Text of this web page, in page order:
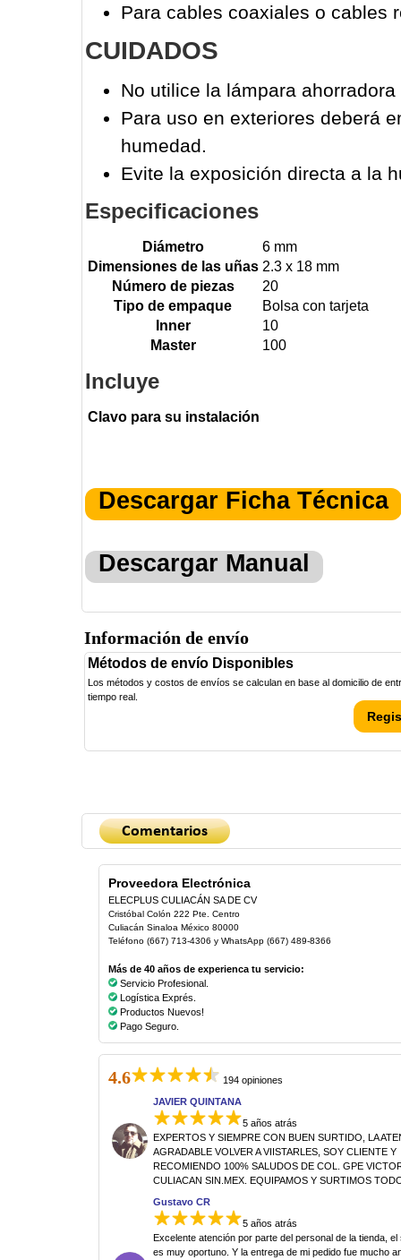
Para cables coaxiales o cables
CUIDADOS
No utilice la lámpara
Para uso en exteriores deberá
humedad.
Evite la exposición directa a la
Especificaciones
Diámetro
6 mm
Dimensiones de las uñas 2.3 x 18 mm
Número de piezas
20
Tipo de empaque
Bolsa con tarjeta
Inner
10
Master
100
Incluye
Clavo para su instalación
Descargar Ficha Técnica
Descargar Manual
Información de envío
Métodos de envío Disponibles
Los métodos y costos de envíos se calculan en base al domicilio de
tiempo real.
Proveedora Electrónica
ELECPLUS CULIACÁN SA DE CV
Cristóbal Colón 222 Pte. Centro
Culiacán Sinaloa México 80000
Teléfono (667) 713-4306 y WhatsApp (667) 489-8366
Más de 40 años de experienca tu servicio:
Servicio Profesional.
Logística Exprés.
Productos Nuevos!
Pago Seguro.
4.6
194 opiniones
JAVIER QUINTANA
5 años atrás
EXPERTOS Y SIEMPRE CON BUEN SURTIDO, LA
AGRADABLE VOLVER A VIISTARLES, SOY CLIENTE Y
RECOMIENDO 100% SALUDOS DE COL. GPE
CULIACAN SIN.MEX. EQUIPAMOS Y SURTIMOS
Gustavo CR
5 años atrás
Excelente atención por parte del personal de la tienda, el
es muy oportuno. Y la entrega de mi pedido fue mucho